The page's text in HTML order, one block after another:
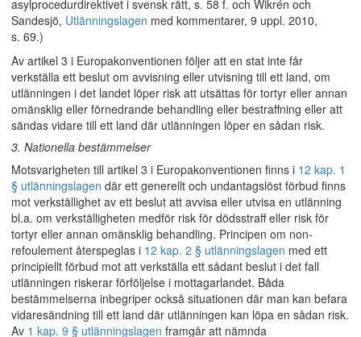
asylprocedurdirektivet i svensk rätt, s. 58 f. och Wikrén och
Sandesjö, Utlänningslagen med kommentarer, 9 uppl. 2010,
s. 69.)
Av artikel 3 i Europakonventionen följer att en stat inte får
verkställa ett beslut om avvisning eller utvisning till ett land, om
utlänningen i det landet löper risk att utsättas för tortyr eller annan
omänsklig eller förnedrande behandling eller bestraffning eller att
sändas vidare till ett land där utlänningen löper en sådan risk.
3. Nationella bestämmelser
Motsvarigheten till artikel 3 i Europakonventionen finns i 12 kap. 1
§ utlänningslagen där ett generellt och undantagslöst förbud finns
mot verkställighet av ett beslut att avvisa eller utvisa en utlänning
bl.a. om verkställigheten medför risk för dödsstraff eller risk för
tortyr eller annan omänsklig behandling. Principen om non-
refoulement återspeglas i 12 kap. 2 § utlänningslagen med ett
principiellt förbud mot att verkställa ett sådant beslut i det fall
utlänningen riskerar förföljelse i mottagarlandet. Båda
bestämmelserna inbegriper också situationen där man kan befara
vidaresändning till ett land där utlänningen kan löpa en sådan risk.
Av 1 kap. 9 § utlänningslagen framgår att nämnda